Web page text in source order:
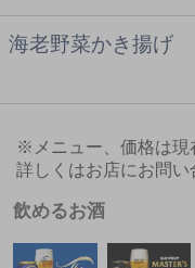
海老野菜かき揚げ
※メニュー、価格は現
詳しくはお店にお問い
飲めるお酒